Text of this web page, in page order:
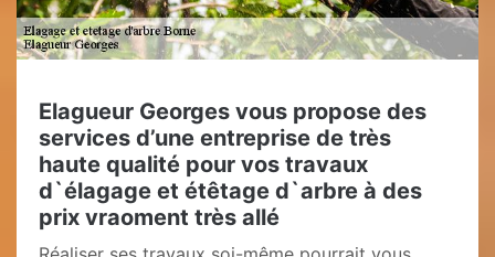
Elagueur Georges vous propose des
services d’une entreprise de très
haute qualité pour vos travaux
d`élagage et étêtage d`arbre à des
prix vraoment très allé